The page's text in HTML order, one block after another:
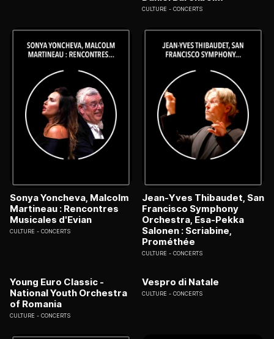
CULTURE CONCERTS
Sonya Yoncheva, Malcolm
Martineau : Rencontres
Musicales d'Evian
CULTURE CONCERTS
Jean-Yves Thibaudet, San
Francisco Symphony
Orchestra, Esa-Pekka
Salonen : Scriabine,
Prométhée
CULTURE CONCERTS
Young Euro Classic -
National Youth Orchestra
of Romania
CULTURE CONCERTS
Vespro di Natale
CULTURE CONCERTS